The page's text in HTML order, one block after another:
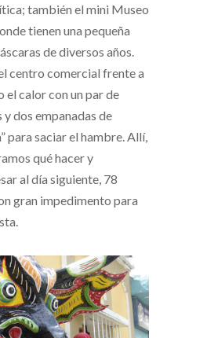
también el mini Museo
tienen una pequeña
de diversos años.
centro comercial frente a
el calor con un par de
dos empanadas de
para saciar el hambre. Allí,
qué hacer y
al día siguiente, 78
gran impedimento para